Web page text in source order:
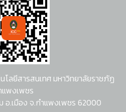
โลยีสารสนเทศ มหาวิทยาลัยราชภัฏ
แพงเพชร
อ.เมือง จ.กำแพงเพชร 62000